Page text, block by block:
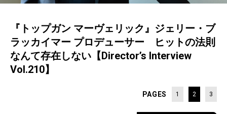
『トップガン マーヴェリック』ジェリー・ブ
ラッカイマー プロデューサー ヒットの法則
なんて存在しない【Director’s Interview
Vol.210】
PAGES 1 2 3